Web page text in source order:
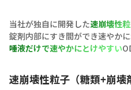
当社が独自に開発した速崩壊性
錠剤内部にすき間ができ速やか
唾液だけで速やかにとけやすい
速崩壊性粒子（糖類+崩壊